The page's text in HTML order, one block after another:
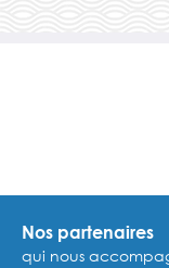
Nos partenaires
qui nous